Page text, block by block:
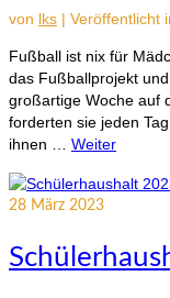
von lks | Veröffentlicht
Fußball ist nix für
das Fußballprojekt
großartige Woche auf
forderten sie jeden
ihnen … Weiter
28 März 2023